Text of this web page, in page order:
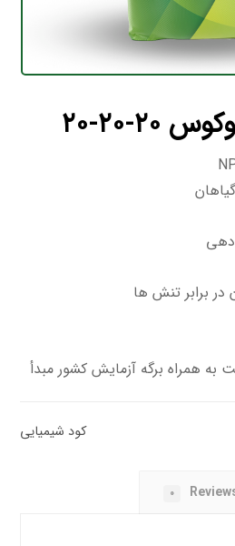
دهی
برابر تنش ها
همراه برگه آزمایش کشور مبدأ
کود شیمیایی
۰